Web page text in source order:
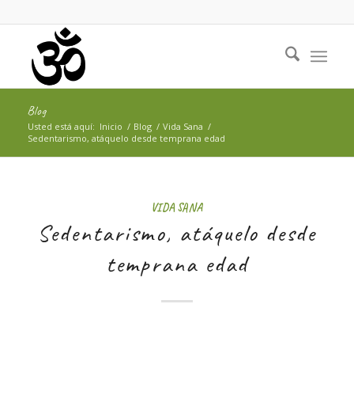
Blog
Usted está aquí: Inicio / Blog / Vida Sana /
Sedentarismo, atáquelo desde temprana edad
VIDA SANA
Sedentarismo, atáquelo desde
temprana edad